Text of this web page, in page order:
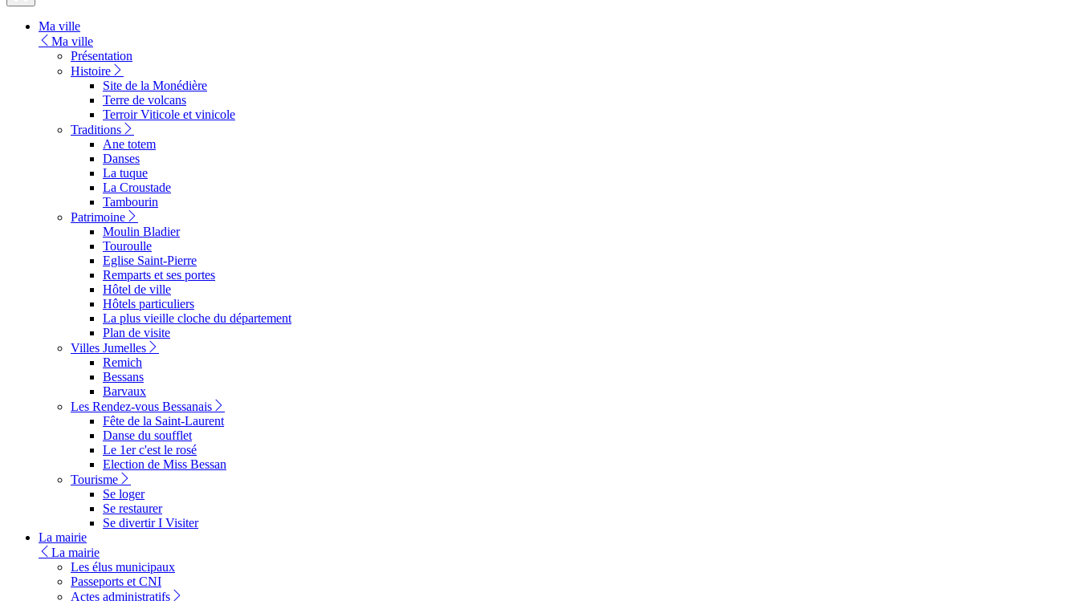
vers
Ma ville
Ma ville
Présentation
Histoire
Site de la Monédière
Terre de volcans
Terroir Viticole et vinicole
Traditions
Ane totem
Danses
La tuque
La Croustade
Tambourin
Patrimoine
Moulin Bladier
Touroulle
Eglise Saint-Pierre
Remparts et ses portes
Hôtel de ville
Hôtels particuliers
La plus vieille cloche du département
Plan de visite
Villes Jumelles
Remich
Bessans
Barvaux
Les Rendez-vous Bessanais
Fête de la Saint-Laurent
Danse du soufflet
Le 1er c'est le rosé
Election de Miss Bessan
Tourisme
Se loger
Se restaurer
Se divertir I Visiter
La mairie
La mairie
Les élus municipaux
Passeports et CNI
Actes administratifs